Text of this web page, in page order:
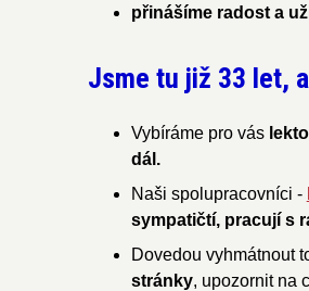
přinášíme radost a
Jsme tu již 33 let,
Vybíráme pro vás
dál.
​Naši spolupracovníci -
sympatičtí, pracují s
Dovedou vyhmátnout
stránky, upozornit na